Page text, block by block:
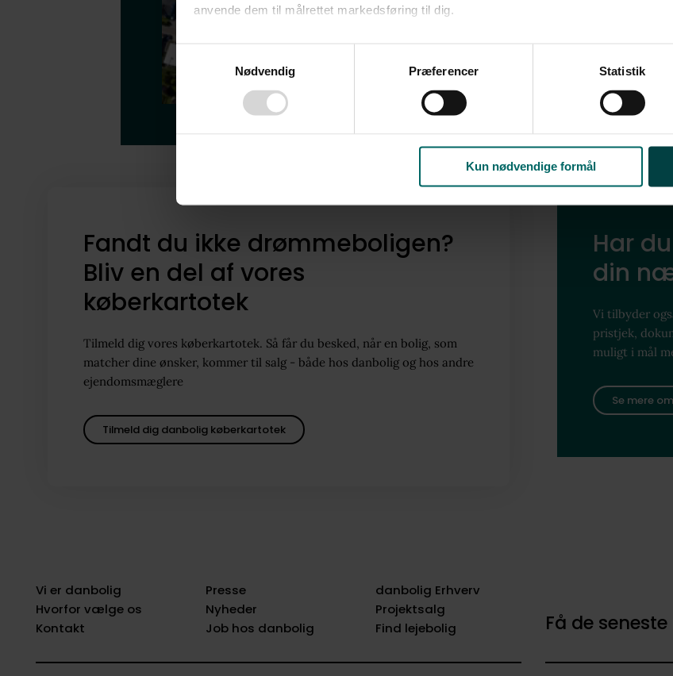
anvende dem til målrettet markedsføring til dig.​
Ved at klikke på ”OK” giver du samtykke til alle formål. Du kan til enhver tid læse
tilbagekalde dit samtykke ved at følge linket til vores
. Oplysninger om
Nødvendig Præferencer Statistik
Kun nødvendige formål
Fandt du ikke drømmeboligen?
Bliv en del af vores
køberkartotek
Tilmeld dig vores køberkartotek. Så får du besked, når en bolig, som
matcher dine ønsker, kommer til salg - både hos danbolig og hos andre
ejendomsmæglere
Tilmeld dig danbolig køberkartotek
Har
din
Vi tilbyder
pristjek,
muligt i mål
Se mere
Få de
Vi er danbolig
Hvorfor vælge os
Kontakt
Presse
Nyheder
Job hos danbolig
danbolig Erhverv
Projektsalg
Find lejebolig